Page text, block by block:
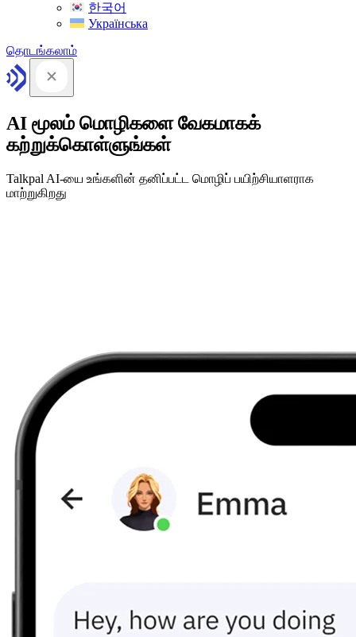
한국어
Українська
தொடங்கலாம்
AI மூலம் மொழிகளை வேகமாகக்
கற்றுக்கொள்ளுங்கள்
Talkpal AI-யை உங்களின் தனிப்பட்ட மொழிப் பயிற்சியாளராக
மாற்றுகிறது